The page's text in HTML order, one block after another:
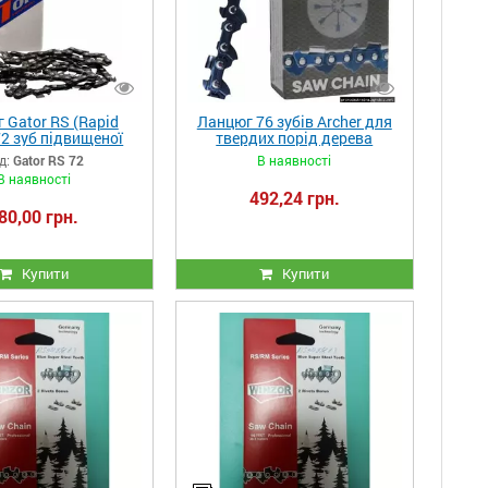
RS (Rapid
зуб підвищеної
на шину 35см
Gator RS 72
наявності
грн.
Купити
Ланцюг 76 зубів Archer для
твердих порід дерева
В наявності
492,24 грн.
Купити